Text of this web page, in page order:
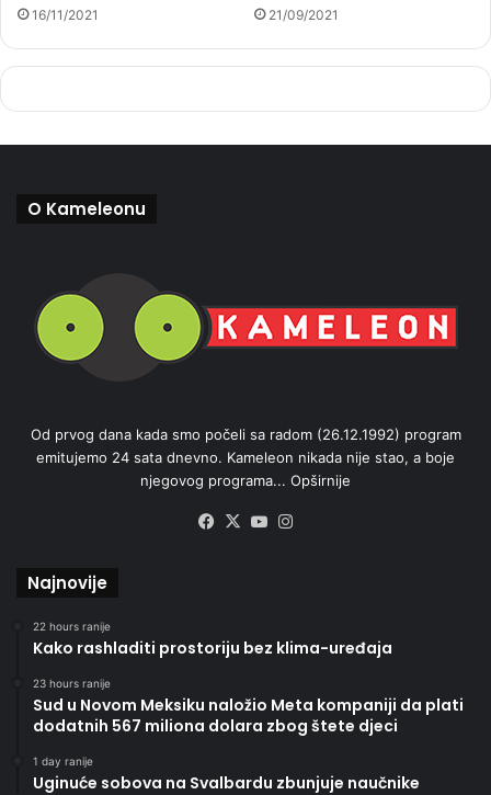
16/11/2021 21/09/2021
O Kameleonu
Od prvog dana kada smo počeli sa radom (26.12.1992) program
emitujemo 24 sata dnevno. Kameleon nikada nije stao, a boje
njegovog programa... Opširnije
Facebook
X YouTube
Najnovije
22 hours ranije
Kako rashladiti prostoriju bez klima-uređaja
23 hours ranije
Sud u Novom Meksiku naložio Meta kompaniji da plati
dodatnih 567 miliona dolara zbog štete djeci
1 day ranije
Uginuće sobova na Svalbardu zbunjuje naučnike